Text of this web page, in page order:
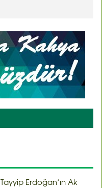
Tayyip Erdoğan’ın Ak